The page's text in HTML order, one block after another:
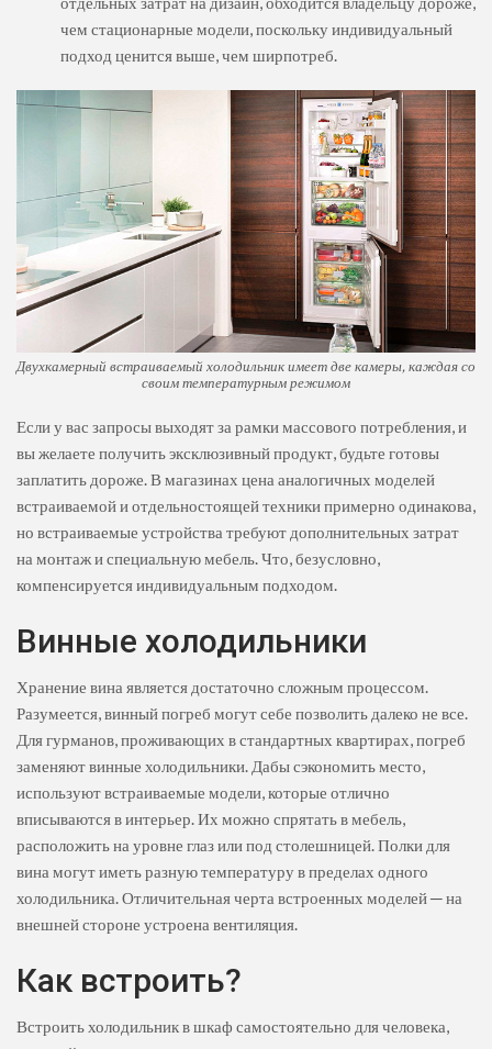
чем стационарные модели, поскольку индивидуальный
подход ценится выше, чем ширпотреб.
Двухкамерный встраиваемый холодильник имеет две камеры, каждая со
своим температурным режимом
Если у вас запросы выходят за рамки массового потребления, и
вы желаете получить эксклюзивный продукт, будьте готовы
заплатить дороже. В магазинах цена аналогичных моделей
встраиваемой и отдельностоящей техники примерно одинакова,
но встраиваемые устройства требуют дополнительных затрат
на монтаж и специальную мебель. Что, безусловно,
компенсируется индивидуальным подходом.
Винные холодильники
Хранение вина является достаточно сложным процессом.
Разумеется, винный погреб могут себе позволить далеко не все.
Для гурманов, проживающих в стандартных квартирах, погреб
заменяют винные холодильники. Дабы сэкономить место,
используют встраиваемые модели, которые отлично
вписываются в интерьер. Их можно спрятать в мебель,
расположить на уровне глаз или под столешницей. Полки для
вина могут иметь разную температуру в пределах одного
холодильника. Отличительная черта встроенных моделей ─ на
внешней стороне устроена вентиляция.
Как встроить?
Встроить холодильник в шкаф самостоятельно для человека,